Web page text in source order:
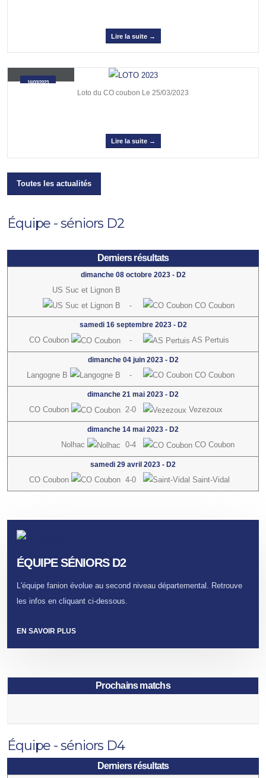
Lire la suite →
16/03/2023
Loto du CO coubon Le 25/03/2023
Lire la suite →
Toutes les actualités
Équipe - séniors D2
Derniers résultats
dimanche 08 octobre 2023 - D2
US Suc et Lignon B
-
CO Coubon
samedi 16 septembre 2023 - D2
CO Coubon - AS Pertuis
dimanche 04 juin 2023 - D2
Langogne B - CO Coubon
dimanche 21 mai 2023 - D2
CO Coubon 2-0 Vezezoux
dimanche 14 mai 2023 - D2
Nolhac 0-4 CO Coubon
samedi 29 avril 2023 - D2
CO Coubon 4-0 Saint-Vidal
ÉQUIPE SÉNIORS D2
L'équipe fanion évolue au second niveau départemental. Retrouve
les infos en cliquant ci-dessous.
EN SAVOIR PLUS
Prochains matchs
Équipe - séniors D4
Derniers résultats